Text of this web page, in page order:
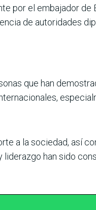
por el embajador de
de autoridades
que han
a la sociedad, así
liderazgo han sido